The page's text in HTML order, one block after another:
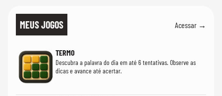
MEUS JOGOS Acessar →
TERMO
Descubra a palavra do dia em até 6 tentativas. Observe as
dicas e avance até acertar.